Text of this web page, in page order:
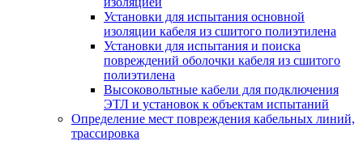
Установки для испытания основной
изоляции кабеля из сшитого полиэтилена
Установки для испытания и поиска
повреждений оболочки кабеля из сшитого
полиэтилена
Высоковольтные кабели для подключения
ЭТЛ и установок к объектам испытаний
Определение мест повреждения кабельных линий,
трассировка